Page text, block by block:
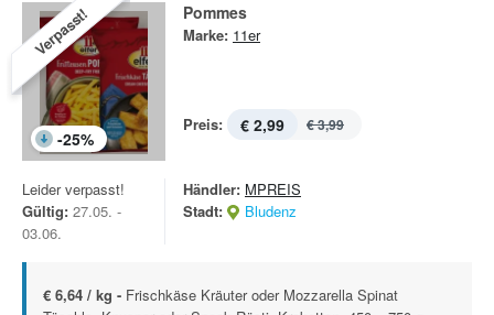
Verpasst!
-25%
Pommes
Marke: 11er
Preis: € 2,99 € 3,99
Leider verpasst!
Gültig: 27.05. -
03.06.
Händler: MPREIS
Stadt:
Bludenz
€ 6,64 / kg - Frischkäse Kräuter oder Mozzarella Spinat